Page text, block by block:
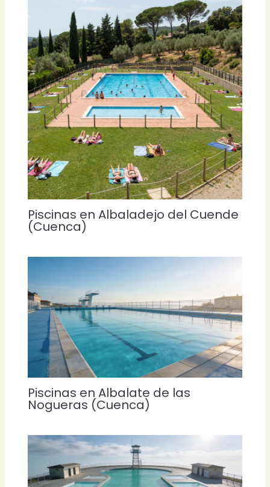
Piscinas en Albaladejo del Cuende
(Cuenca)
Piscinas en Albalate de las
Nogueras (Cuenca)